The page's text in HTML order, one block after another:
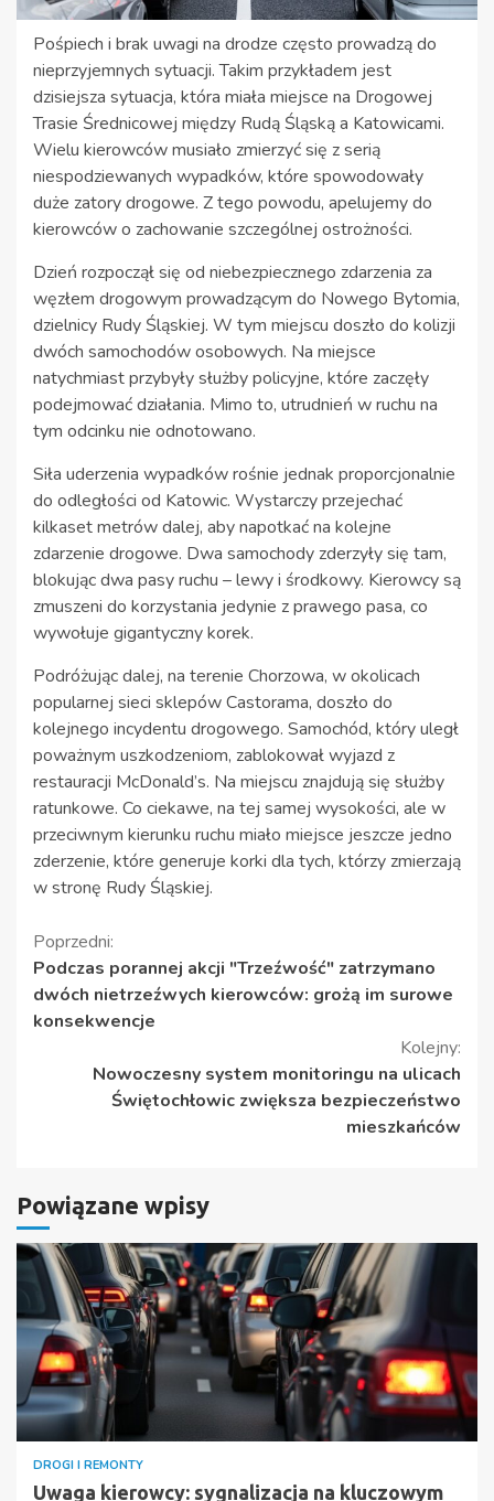
Pośpiech i brak uwagi na drodze często prowadzą do
nieprzyjemnych sytuacji. Takim przykładem jest
dzisiejsza sytuacja, która miała miejsce na Drogowej
Trasie Średnicowej między Rudą Śląską a Katowicami.
Wielu kierowców musiało zmierzyć się z serią
niespodziewanych wypadków, które spowodowały
duże zatory drogowe. Z tego powodu, apelujemy do
kierowców o zachowanie szczególnej ostrożności.
Dzień rozpoczął się od niebezpiecznego zdarzenia za
węzłem drogowym prowadzącym do Nowego Bytomia,
dzielnicy Rudy Śląskiej. W tym miejscu doszło do kolizji
dwóch samochodów osobowych. Na miejsce
natychmiast przybyły służby policyjne, które zaczęły
podejmować działania. Mimo to, utrudnień w ruchu na
tym odcinku nie odnotowano.
Siła uderzenia wypadków rośnie jednak proporcjonalnie
do odległości od Katowic. Wystarczy przejechać
kilkaset metrów dalej, aby napotkać na kolejne
zdarzenie drogowe. Dwa samochody zderzyły się tam,
blokując dwa pasy ruchu – lewy i środkowy. Kierowcy są
zmuszeni do korzystania jedynie z prawego pasa, co
wywołuje gigantyczny korek.
Podróżując dalej, na terenie Chorzowa, w okolicach
popularnej sieci sklepów Castorama, doszło do
kolejnego incydentu drogowego. Samochód, który uległ
poważnym uszkodzeniom, zablokował wyjazd z
restauracji McDonald’s. Na miejscu znajdują się służby
ratunkowe. Co ciekawe, na tej samej wysokości, ale w
przeciwnym kierunku ruchu miało miejsce jeszcze jedno
zderzenie, które generuje korki dla tych, którzy zmierzają
w stronę Rudy Śląskiej.
Kontynuuj
czytanie
Poprzedni:
Podczas porannej akcji "Trzeźwość" zatrzymano
dwóch nietrzeźwych kierowców: grożą im surowe
konsekwencje
Kolejny:
Nowoczesny system monitoringu na ulicach
Świętochłowic zwiększa bezpieczeństwo
mieszkańców
Powiązane wpisy
DROGI I REMONTY
Uwaga kierowcy: sygnalizacja na kluczowym